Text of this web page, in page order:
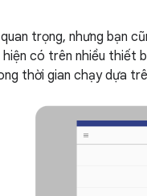
trọng, nhưng bạn
hiện có trên nhiều
thời gian chạy dựa